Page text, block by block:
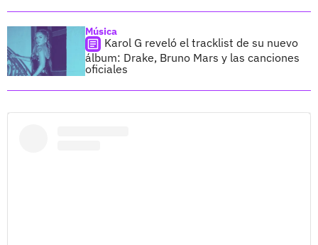
Música
Karol G reveló el tracklist de su nuevo
álbum: Drake, Bruno Mars y las canciones
oficiales